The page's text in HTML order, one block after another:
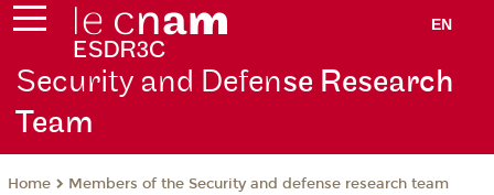
EN
Security and Defense Research
Team
Home Members of the Security and defense research team